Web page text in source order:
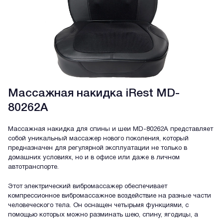
Массажная накидка iRest MD-
80262A
Массажная накидка для спины и шеи MD-80262A представляет
собой уникальный массажер нового поколения, который
предназначен для регулярной эксплуатации не только в
домашних условиях, но и в офисе или даже в личном
автотранспорте.
Этот электрический вибромассажер обеспечивает
компрессионное вибромассажное воздействие на разные части
человеческого тела. Он оснащен четырьмя функциями, с
помощью которых можно разминать шею, спину, ягодицы, а